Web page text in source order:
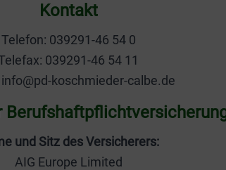
Kontakt
Telefon: 039291-46 54 0
039291-46 54 11
info@pd-koschmieder-calbe.de
und Sitz des Versicherers:
AIG Europe Limited